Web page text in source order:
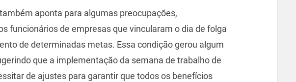
aponta para algumas preocupações,
funcionários de empresas que vincularam o dia de folga
de determinadas metas. Essa condição gerou algum
que a implementação da semana de trabalho de
de ajustes para garantir que todos os benefícios